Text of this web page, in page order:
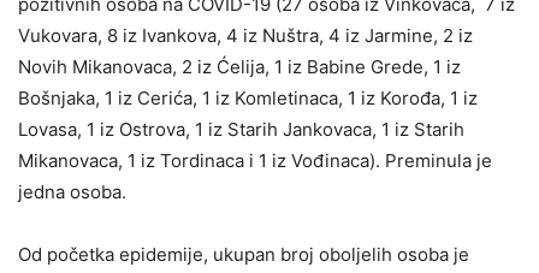
Vukovara, 8 iz Ivankova, 4 iz Nuštra, 4 iz Jarmine, 2 iz
Novih Mikanovaca, 2 iz Ćelija, 1 iz Babine Grede, 1 iz
Bošnjaka, 1 iz Cerića, 1 iz Komletinaca, 1 iz Korođa, 1 iz
Lovasa, 1 iz Ostrova, 1 iz Starih Jankovaca, 1 iz Starih
Mikanovaca, 1 iz Tordinaca i 1 iz Vođinaca). Preminula je
jedna osoba.
Od početka epidemije, ukupan broj oboljelih osoba je